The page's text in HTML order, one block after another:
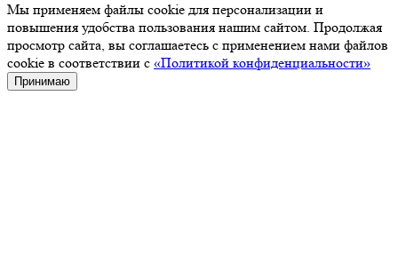
Мы применяем файлы cookie для персонализации и
повышения удобства пользования нашим сайтом. Продолжая
просмотр сайта, вы соглашаетесь с применением нами файлов
cookie в соответствии с «Политикой конфиденциальности»
Принимаю